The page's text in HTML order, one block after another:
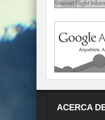
ACERCA